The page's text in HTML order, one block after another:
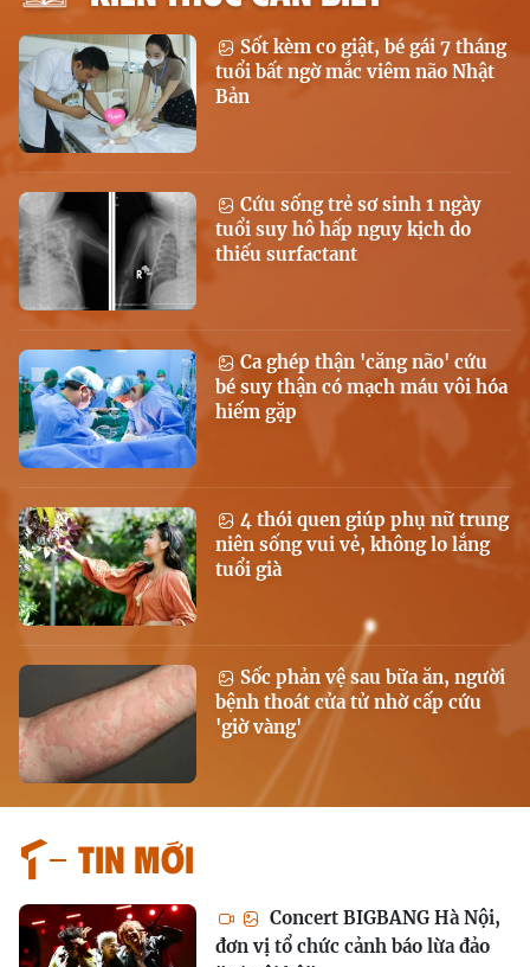
Sốt kèm co giật, bé gái 7 tháng
tuổi bất ngờ mắc viêm não Nhật
Bản
Cứu sống trẻ sơ sinh 1 ngày
tuổi suy hô hấp nguy kịch do
thiếu surfactant
Ca ghép thận 'căng não' cứu
bé suy thận có mạch máu vôi hóa
hiếm gặp
4 thói quen giúp phụ nữ trung
niên sống vui vẻ, không lo lắng
tuổi già
Sốc phản vệ sau bữa ăn, người
bệnh thoát cửa tử nhờ cấp cứu
'giờ vàng'
Tin mới
Concert BIGBANG Hà Nội,
đơn vị tổ chức cảnh báo lừa đảo